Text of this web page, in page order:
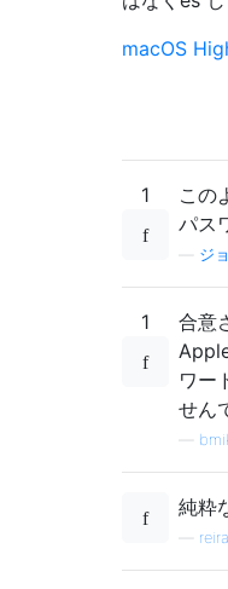
macOS
1
この
パス
ジ
1
合意
ワー
せん
純粋